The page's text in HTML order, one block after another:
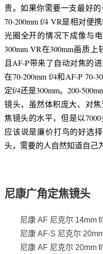
贵。如果你需要一支最好的
70-200mm f/4 VR是相对便
光圈全开的情况下成像与
300mm VR在300mm画质
且AF-P带来了自动对焦的
在70-200mm f/4和AF-P 70-
定f/4还是300mm。200-
镜头，虽然体积庞大、对
焦镜头的水平，但是以
应该说是廉价打鸟的好选
头，需要的人自然知道自己
尼康广角定焦镜头
尼康 AF 尼克尔 14mm
尼康 AF-S 尼克尔
尼康 AF 尼克尔 20mm